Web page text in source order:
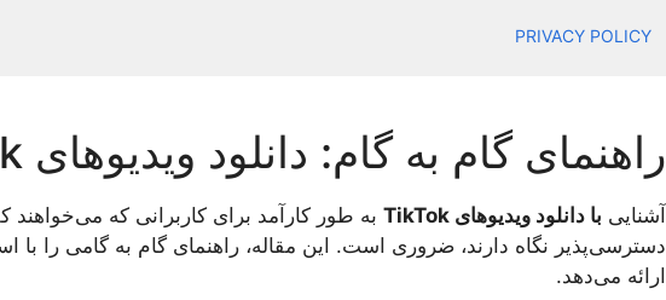
PRIVACY POLICY
راهنمای گام به گام: دانلود ویدیوهای TikTok به راحتی
آشنایی با دانلود ویدیوهای TikTok
به طور کارآمد برای کاربرانی که می‌خواهند
ارائه می‌دهد.